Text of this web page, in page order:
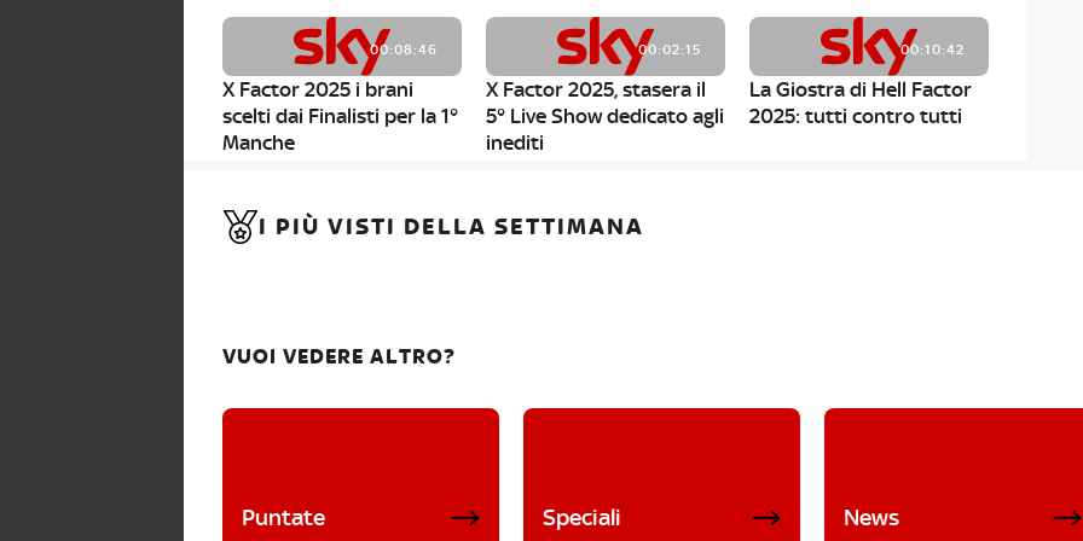
00:08:46
X Factor 2025 i brani
scelti dai Finalisti per la 1°
Manche
00:02:15
X Factor 2025, stasera il
5° Live Show dedicato agli
inediti
00:10:42
La Giostra di Hell Factor
2025: tutti contro tutti
I PIÙ VISTI DELLA SETTIMANA
VUOI VEDERE ALTRO?
Puntate Speciali News